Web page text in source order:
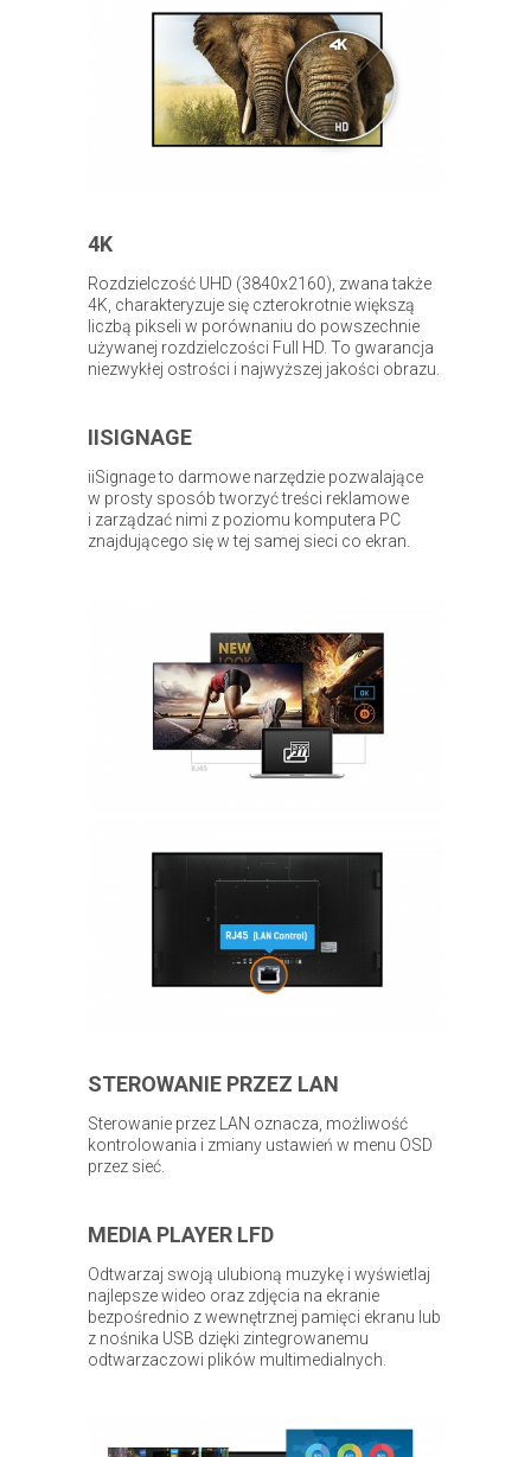
4K
Rozdzielczość UHD (3840x2160), zwana także
4K, charakteryzuje się czterokrotnie większą
liczbą pikseli w porównaniu do powszechnie
używanej rozdzielczości Full HD. To gwarancja
niezwykłej ostrości i najwyższej jakości obrazu.
IISIGNAGE
iiSignage to darmowe narzędzie pozwalające
w prosty sposób tworzyć treści reklamowe
i zarządzać nimi z poziomu komputera PC
znajdującego się w tej samej sieci co ekran.
STEROWANIE PRZEZ LAN
Sterowanie przez LAN oznacza, możliwość
kontrolowania i zmiany ustawień w menu OSD
przez sieć.
MEDIA PLAYER LFD
Odtwarzaj swoją ulubioną muzykę i wyświetlaj
najlepsze wideo oraz zdjęcia na ekranie
bezpośrednio z wewnętrznej pamięci ekranu lub
z nośnika USB dzięki zintegrowanemu
odtwarzaczowi plików multimedialnych.